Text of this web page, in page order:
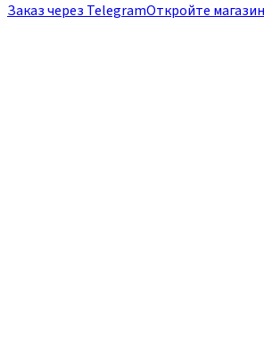
Заказ через TelegramОткройте